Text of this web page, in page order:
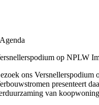
Agenda
op NPLW
ons Versnellerspodium
presenteert
van